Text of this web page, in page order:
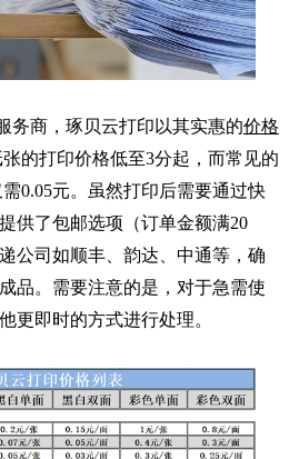
务商，琢贝云打印以其实惠的价格
的打印价格低至3分起，而常见的
0.05元。虽然打印后需要通过快
供了包邮选项（订单金额满20
公司如顺丰、韵达、中通等，确
品。需要注意的是，对于急需使
更即时的方式进行处理。